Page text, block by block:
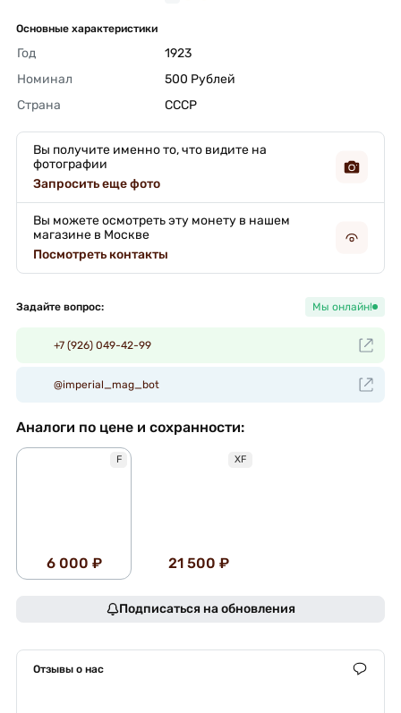
Основные характеристики
Год
1923
Номинал
500 Рублей
Страна
СССР
Вы получите именно то, что видите на
фотографии
Запросить еще фото
Вы можете осмотреть эту монету в нашем
магазине в Москве
Посмотреть контакты
Задайте вопрос: Мы онлайн!
+7 (926) 049-42-99
@imperial_mag_bot
Аналоги по цене и сохранности:
F
6 000 ₽
XF
21 500 ₽
Подписаться на обновления
Отзывы о нас